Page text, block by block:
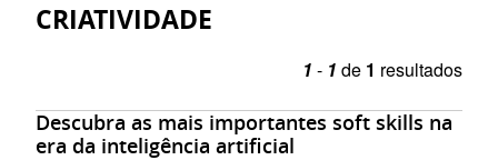
CRIATIVIDADE
1 - 1 de 1 resultados
Descubra as mais importantes soft skills na
era da inteligência artificial